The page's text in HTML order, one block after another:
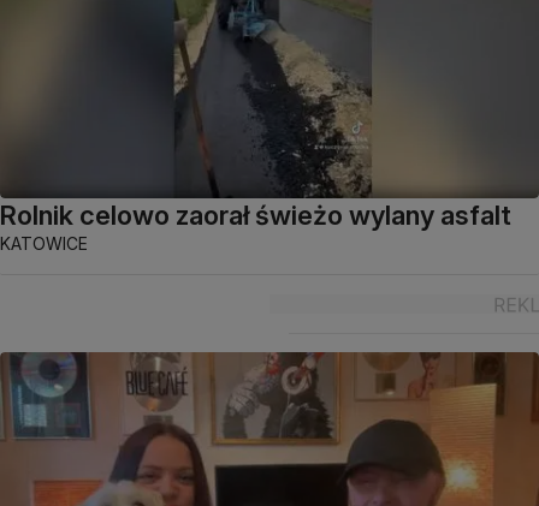
Rolnik celowo zaorał świeżo wylany asfalt
KATOWICE